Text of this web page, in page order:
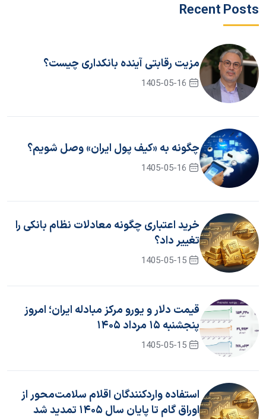
Recent Posts
مزیت رقابتی آینده بانکداری چیست؟
1405-05-16
چگونه به «کیف پول ایران» وصل شویم؟
1405-05-16
خرید اعتباری چگونه معادلات نظام بانکی را
تغییر داد؟
1405-05-15
قیمت دلار و یورو مرکز مبادله ایران؛ امروز
پنجشنبه ۱۵ مرداد ۱۴۰۵
1405-05-15
استفاده واردکنندگان اقلام سلامت‌محور از
اوراق گام تا پایان سال ۱۴۰۵ تمدید شد